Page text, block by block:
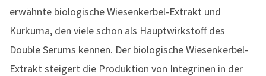
erwähnte biologische Wiesenkerbel-Extrakt und
Kurkuma, den viele schon als Hauptwirkstoff des
Double Serums kennen. Der biologische Wiesenkerbel-
Extrakt steigert die Produktion von Integrinen in der